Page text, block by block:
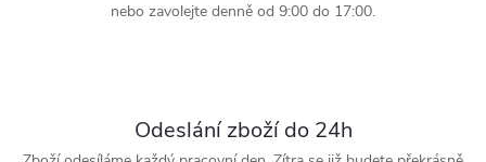
nebo zavolejte denně od 9:00 do 17:00.
Odeslání zboží do 24h